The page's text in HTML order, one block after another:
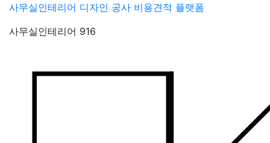
Skip
content
사무실인테리어 디자인 공사 비용견적 플랫폼
사무실인테리어 916